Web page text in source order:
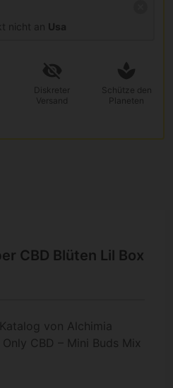
nicht an Usa
Diskreter
Versand
Schütze den
Planeten
CBD Blüten Lil Box
von Alchimia
CBD – Mini Buds Mix